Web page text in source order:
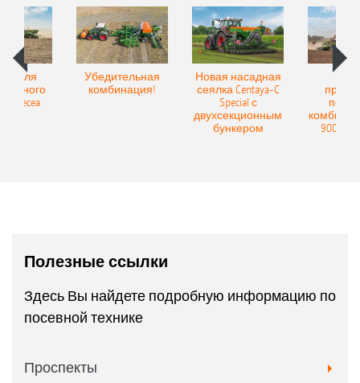
для
точного
Precea
Убедительная
комбинация!
Новая насадная
сеялка Centaya-C
Special с
двухсекционным
бункером
9004-
Полезные ссылки
Здесь Вы найдете подробную информацию по
посевной технике
Проспекты